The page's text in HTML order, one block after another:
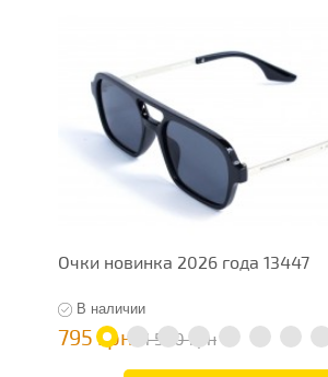
Очки новинка 2026 года 13447
В наличии
795 грн 1 590 грн